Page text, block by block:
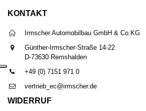
KONTAKT
Irmscher Automobilbau GmbH & Co.KG
Günther-Irmscher-Straße 14-22
D-73630 Remshalden
+49 (0) 7151 971 0
vertrieb_ec@irmscher.de
WIDERRUF